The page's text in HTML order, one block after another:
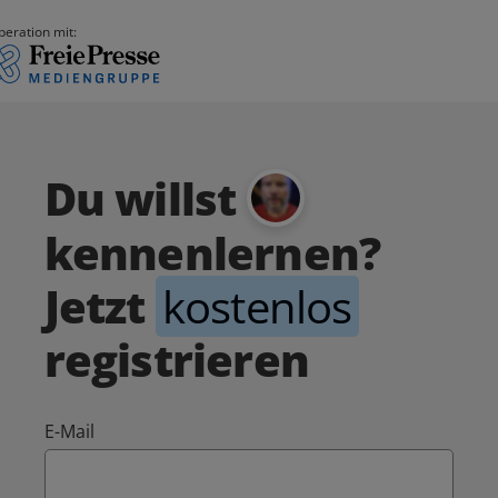
mit:
Du willst
kennenlernen?
Jetzt kostenlos
registrieren
E-Mail